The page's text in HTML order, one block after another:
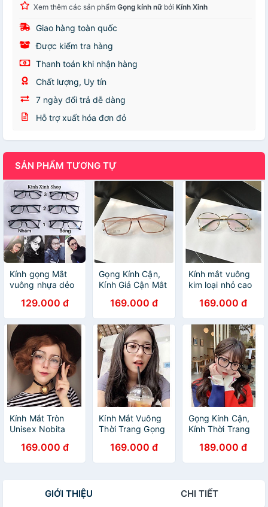
Xem thêm các sản phẩm Gọng kính nữbởi Kính Xinh
Giao hàng toàn quốc
Được kiểm tra hàng
Thanh toán khi nhận hàng
Chất lượng, Uy tín
7 ngày đổi trả dễ dàng
Hỗ trợ xuất hóa đơn đỏ
SẢN PHẨM TƯƠNG TỰ
Kính gọng Mắt
vuông nhựa dẻo
xanh chống lóa
uv (Nhiều size)
129.000 đ
Gọng Kính Cận,
Kính Giả Cận Mắt
gọng nhựa dẻo
nhẹ
169.000 đ
Kính mắt vuông
kim loại nhỏ cao
169.000 đ
Kính Mắt Tròn
Unisex Nobita
169.000 đ
Kính Mắt Vuông
Thời Trang Gọng
169.000 đ
Gọng Kính Cận,
Kính Thời Trang
Trang Gọng Họa
Tiết
189.000 đ
GIỚI THIỆU CHI TIẾT